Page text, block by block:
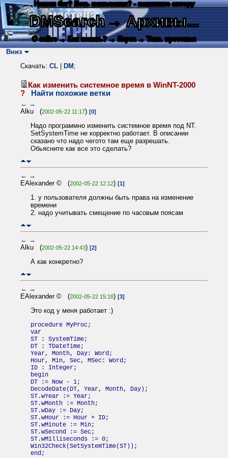
Нашли баг? Есть пожелания? - напишите автору
DMSearch→ Архивы...
О сайте → Как искать? → Карта → Текс. протокол
Вниз
Скачать: CL DM ;
Как изменить системное время в WinNT-2000
?
Найти похожие ветки
← →
Alku (2002-05-22 11:17) [0]
Надо программно изменить системное время под NT.
SetSystemTime не корректно работает. В описании
сказано что надо чегото там еще разрешать.
Обьясните как все это сделать?
← →
EAlexander © (2002-05-22 12:12) [1]
1. у пользователя должны быть права на изменение
времени
2. надо учитывать смещение по часовым поясам
← →
Alku (2002-05-22 14:43) [2]
А как конкретно?
← →
EAlexander © (2002-05-22 15:18) [3]
Это код у меня работает :)
procedure MyProc;
var
ST : SystemTime;
DT : TDateTime;
Year, Month, Day: Word;
Hour, Min, Sec, MSec: Word;
ID : Integer;
begin
DT := Now - 1;
DecodeDate(DT, Year, Month, Day);
ST.wYear := Year;
ST.wMonth := Month;
ST.wDay := Day;
ST.wHour := Hour + ID;
ST.wMinute := Min;
ST.wSecond := Sec;
ST.wMilliseconds := 0;
Win32Check(SetSystemTime(ST));
end;